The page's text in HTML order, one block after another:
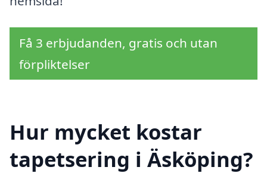
Få 3 erbjudanden, gratis och utan
förpliktelser
Hur mycket kostar
tapetsering i Äsköping?